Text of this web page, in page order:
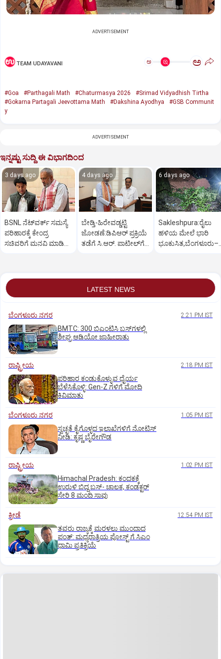
ADVERTISEMENT
TEAM UDAYAVANI ಅ ಅ
#Goa #Parthagali Math #Chaturmasya 2026
#Srimad Vidyadhish Tirtha
#Gokarna Partagali Jeevottama Math
#Dakshina Ayodhya
#GSB Communit
y
ADVERTISEMENT
ಇನ್ನಷ್ಟು ಸುದ್ದಿ ಈ ವಿಭಾಗದಿಂದ
3 days ago
BSNL ನೆಟ್‌ವರ್ಕ್ ಸಮಸ್ಯೆ
ಪರಿಹಾರಕ್ಕೆ ಕೇಂದ್ರ
ಸಚಿವರಿಗೆ ಮನವಿ ಮಾಡಿದ
4 days ago
ಬೇಡ್ತಿ-ಹಿರೇವಡ್ಡಟ್ಟಿ
ಜೋಡಣೆ:ಡಿಪಿಆರ್‌ ಪ್ರಕ್ರಿಯೆ
ತಡೆಗೆ ಸಿ.ಆರ್. ಪಾಟೀಲ್‌ಗೆ
6 days ago
Sakleshpura:ರೈಲು
ಹಳಿಯ ಮೇಲೆ ಭಾರಿ
ಭೂಕುಸಿತ,ಬೆಂಗಳೂರು–
LATEST NEWS
ಬೆಂಗಳೂರು ನಗರ 2:21 PM IST
BMTC: 300 ಬಿಎಂಟಿಸಿ ಬಸ್‌ಗಳಲ್ಲಿ
ಶೀಘ್ರ ಆಡಿಯೋ ಜಾಹೀರಾತು
ರಾಷ್ಟ್ರೀಯ 2:18 PM IST
ಪರಿಹಾರ ಕಂಡುಕೊಳ್ಳುವ ಧೈರ್ಯ
ಬೆಳೆಸಿಕೊಳ್ಳಿ: Gen-Z ಗಳಿಗೆ ಮೋದಿ
ಕಿವಿಮಾತು
ಬೆಂಗಳೂರು ನಗರ 1:05 PM IST
ಸ್ವಚ್ಛತೆ ಕೈಗೊಳ್ಳದ ಇಲಾಖೆಗಳಿಗೆ ನೋಟಿಸ್‌
ನೀಡಿ: ಕೃಷ್ಣ ಬೈರೇಗೌಡ
ರಾಷ್ಟ್ರೀಯ 1:02 PM IST
Himachal Pradesh: ಕಂದಕಕ್ಕೆ
ಉರುಳಿ ಬಿದ್ದ ಬಸ್-‌ ಚಾಲಕ, ಕಂಡಕ್ಟರ್‌
ಸೇರಿ 8 ಮಂದಿ ಸಾವು
ಕ್ರೀಡೆ 12:54 PM IST
ತವರು ರಾಜ್ಯಕ್ಕೆ ಮರಳಲು ಮುಂದಾದ
ಪಂತ್:‌ ಮಧ್ಯರಾತ್ರಿಯ ಪೋಸ್ಟ್‌ ಗೆ ಸಿಎಂ
ಧಾಮಿ ಪ್ರತಿಕ್ರಿಯೆ